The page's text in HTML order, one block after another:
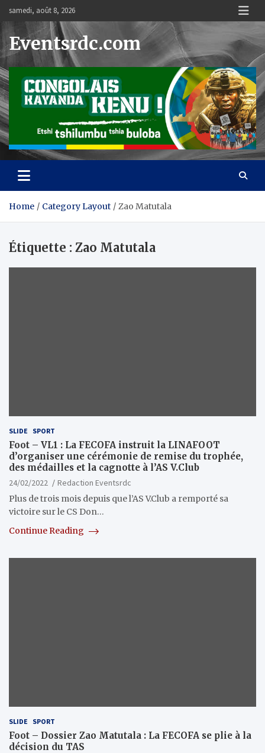
content
samedi, août 8, 2026
Eventsrdc.com
Home Category Layout Zao Matutala
Étiquette : Zao Matutala
SLIDE SPORT
Foot – VL1 : La FECOFA instruit la LINAFOOT
d’organiser une cérémonie de remise du trophée,
des médailles et la cagnotte à l’AS V.Club
24/02/2022
Redaction Eventsrdc
Plus de trois mois depuis que l’AS V.Club a remporté sa
victoire sur le CS Don…
Continue Reading
SLIDE SPORT
Foot – Dossier Zao Matutala : La FECOFA se plie à la
décision du TAS